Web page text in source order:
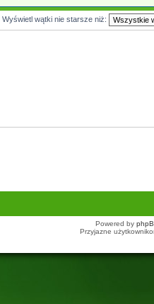
Wyświetl wątki nie starsze niż:
Powered by
Przyjazne